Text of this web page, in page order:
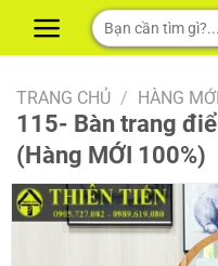
Tìm
kiếm:
TRANG CHỦ / HÀNG
115- Bàn trang
(Hàng MỚI 100%)